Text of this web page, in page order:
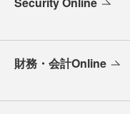
財務・会計Online